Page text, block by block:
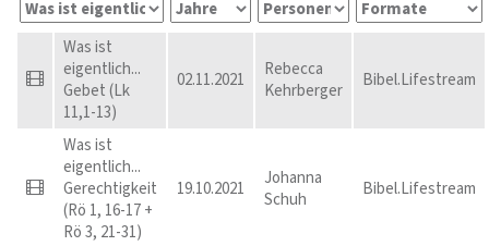
Was ist
eigentlich...
Gebet (Lk
11,1-13)
02.11.2021
Rebecca
Kehrberger
Bibel.Lifestream
Was ist
eigentlich...
Gerechtigkeit
(Rö 1, 16-17 +
Rö 3, 21-31)
19.10.2021
Johanna
Schuh
Bibel.Lifestream